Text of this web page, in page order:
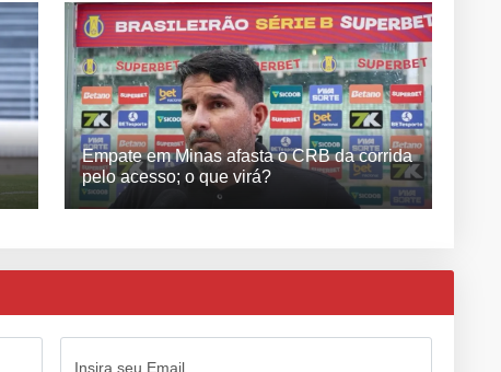
Empate em Minas afasta o CRB da corrida
pelo acesso; o que virá?
Insira seu Email